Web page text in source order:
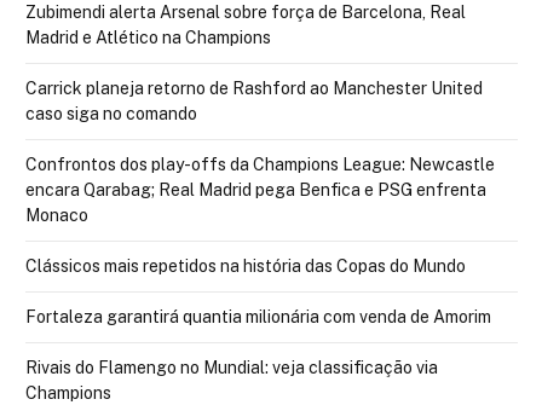
Zubimendi alerta Arsenal sobre força de Barcelona, Real
Madrid e Atlético na Champions
Carrick planeja retorno de Rashford ao Manchester United
caso siga no comando
Confrontos dos play-offs da Champions League: Newcastle
encara Qarabag; Real Madrid pega Benfica e PSG enfrenta
Monaco
Clássicos mais repetidos na história das Copas do Mundo
Fortaleza garantirá quantia milionária com venda de Amorim
Rivais do Flamengo no Mundial: veja classificação via
Champions